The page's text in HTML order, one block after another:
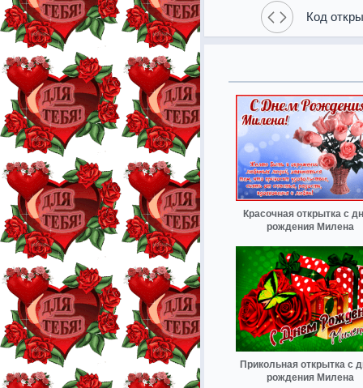
Код
Красочная открытка с
рождения Милена
Прикольная открытка с
рождения Милена